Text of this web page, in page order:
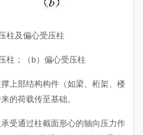
柱及偏心受压柱
柱；（b）偏心受压柱
上部结构构件（如梁、桁架、楼
的荷载传至基础。
受通过柱截面形心的轴向压力作